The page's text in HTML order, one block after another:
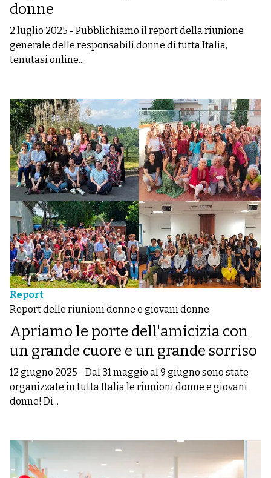
donne
2 luglio 2025 - Pubblichiamo il report della riunione
generale delle responsabili donne di tutta Italia,
tenutasi online...
Report
Report delle riunioni donne e giovani donne
Apriamo le porte dell'amicizia con
un grande cuore e un grande sorriso
12 giugno 2025 - Dal 31 maggio al 9 giugno sono state
organizzate in tutta Italia le riunioni donne e giovani
donne! Di...